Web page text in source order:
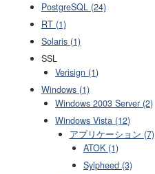
PostgreSQL (24)
RT (1)
Solaris (1)
SSL
Verisign (1)
Windows (1)
Windows 2003 Server (2)
Windows Vista (12)
アプリケーション (7)
ATOK (1)
Sylpheed (3)